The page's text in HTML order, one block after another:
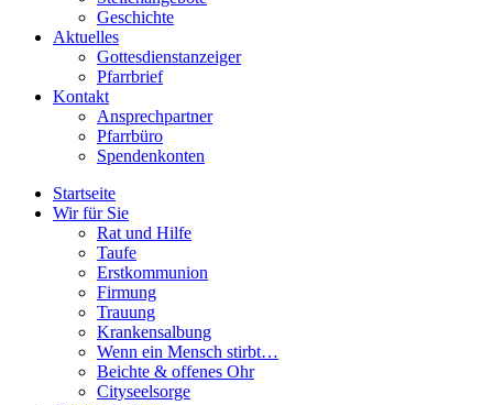
Geschichte
Aktuelles
Gottesdienstanzeiger
Pfarrbrief
Kontakt
Ansprechpartner
Pfarrbüro
Spendenkonten
Startseite
Wir für Sie
Rat und Hilfe
Taufe
Erstkommunion
Firmung
Trauung
Krankensalbung
Wenn ein Mensch stirbt…
Beichte & offenes Ohr
Cityseelsorge